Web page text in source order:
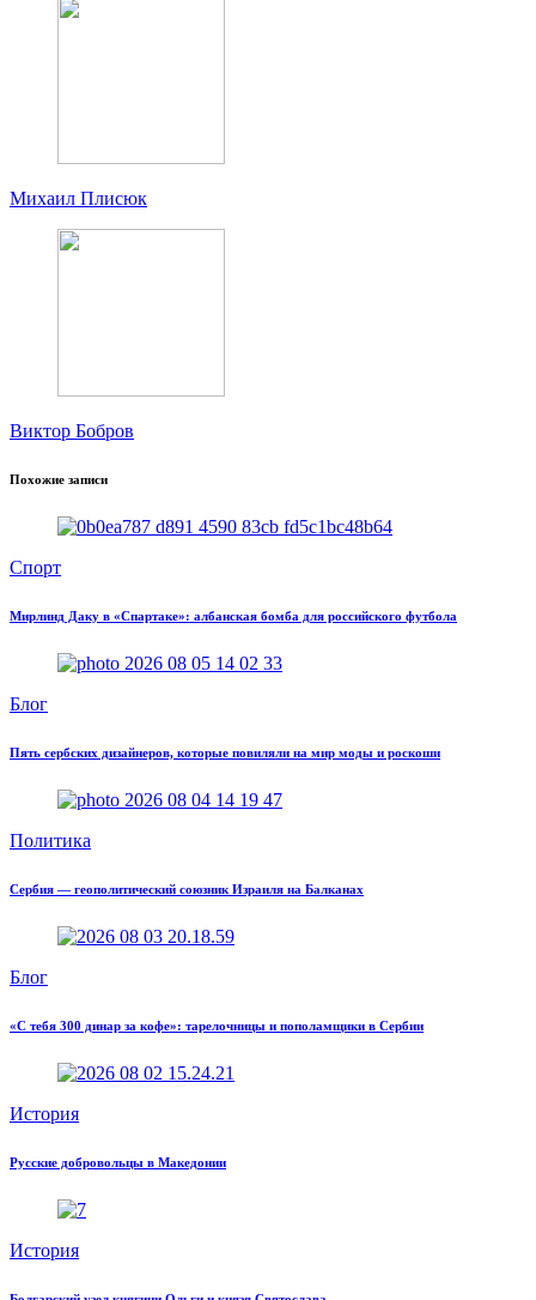
Михаил Плисюк
Виктор Бобров
Похожие записи
Спорт
Мирлинд Даку в «Спартаке»: албанская бомба для российского футбола
Блог
Пять сербских дизайнеров, которые повиляли на мир моды и роскоши
Политика
Сербия — геополитический союзник Израиля на Балканах
Блог
«С тебя 300 динар за кофе»: тарелочницы и пополамщики в Сербии
История
Русские добровольцы в Македонии
История